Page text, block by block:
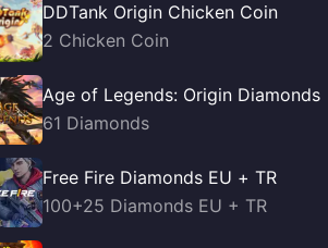
DDTank Origin Chicken Coin
2 Chicken Coin
Age of Legends: Origin Diamonds
61 Diamonds
Free Fire Diamonds EU + TR
100+25 Diamonds EU + TR